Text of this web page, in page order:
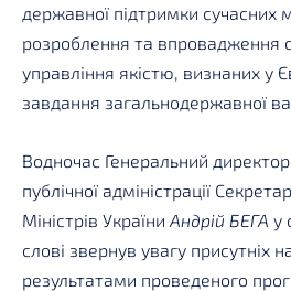
державної підтримки сучасних
розроблення та впровадження
управління якістю, визнаних у
завдання загальнодержавної
Водночас Генеральний
публічної адміністрації
Міністрів України Андрій БЕГА у
слові звернув увагу присутніх
результатами проведеного